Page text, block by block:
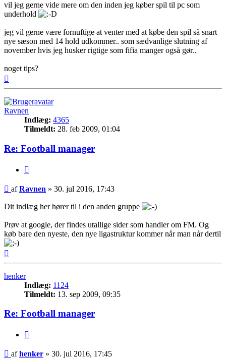
vil jeg gerne vide mere om den inden jeg køber spil til pc som
underhold
jeg vil gerne være fornuftige at venter med at købe den spil så snart
nye sæson med 14 hold udkommer.. som sædvanlige slutning af
november hvis jeg husker rigtige som fifia manger også gør..
noget tips?
Ravnen
Indlæg: 4365
Tilmeldt: 28. feb 2009, 01:04
Re: Football manager
Indlæg
afRavnen » 30. jul 2016, 17:43
Dit indlæg her hører til i den anden gruppe
Prøv at google, der findes utallige sider som handler om FM. Og
køb bare den nyeste, den nye ligastruktur kommer når man når dertil
henker
Indlæg: 1124
Tilmeldt: 13. sep 2009, 09:35
Re: Football manager
Indlæg
afhenker » 30. jul 2016, 17:45